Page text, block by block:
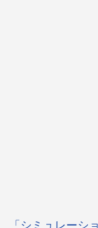
「シミュレーシ